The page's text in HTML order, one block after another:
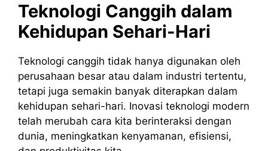
Teknologi Canggih dalam
Kehidupan Sehari-Hari
Teknologi canggih tidak hanya digunakan oleh
perusahaan besar atau dalam industri tertentu,
tetapi juga semakin banyak diterapkan dalam
kehidupan sehari-hari. Inovasi teknologi modern
telah merubah cara kita berinteraksi dengan
dunia, meningkatkan kenyamanan, efisiensi,